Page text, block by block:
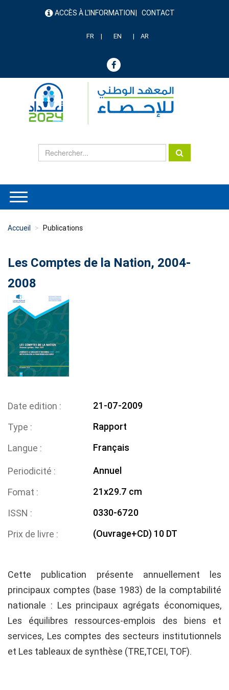
menu ACCÈS À L'INFORMATION CONTACT
FR EN AR
Accueil Publications
Les Comptes de la Nation, 2004-
2008
Date edition
21-07-2009
Type
Rapport
Langue
Français
Periodicité
Annuel
Fomat
21x29.7 cm
ISSN
0330-6720
Prix de livre
(Ouvrage+CD) 10 DT
Cette publication présente annuellement les
principaux comptes (base 1983) de la comptabilité
nationale : Les principaux agrégats économiques,
Les équilibres ressources-emplois des biens et
services, Les comptes des secteurs institutionnels
et Les tableaux de synthèse (TRE,TCEI, TOF).